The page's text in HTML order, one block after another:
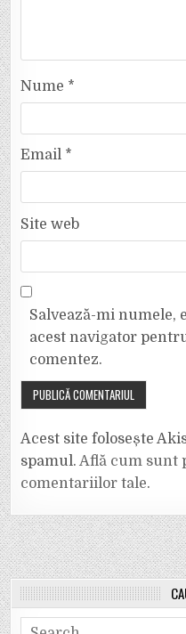
Nume *
Email *
Site web
Salvează-mi numele,
acest navigator
comentez.
Acest site folosește
spamul.Află cum sunt
comentariilor tale.
Search